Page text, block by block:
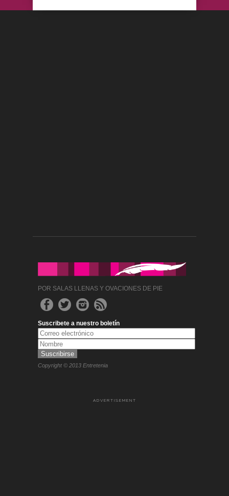
POR SALAS LLENAS Y OVACIONES DE PIE
Suscribete a nuestro boletín
Copyright © 2013 Entretenia
ADVERTISEMENT